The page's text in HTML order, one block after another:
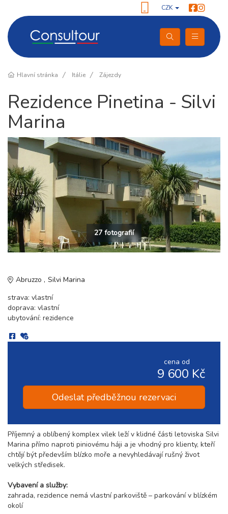
CZK
Hlavní stránka Itálie Zájezdy
Rezidence Pinetina - Silvi
Marina
27 fotografií
Abruzzo
Silvi Marina
strava: vlastní
doprava: vlastní
ubytování: rezidence
cena od
9 600 Kč
Odeslat předběžnou rezervaci
Příjemný a oblíbený komplex vilek leží v klidné části letoviska Silvi
Marina přímo naproti piniovému háji a je vhodný pro klienty, kteří
chtějí být především blízko moře a nevyhledávají rušný život
velkých středisek.
Vybavení a služby:
zahrada, rezidence nemá vlastní parkoviště – parkování v blízkém
okolí